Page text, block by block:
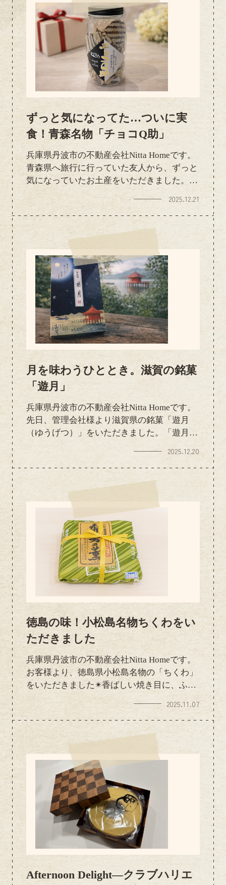
ずっと気になってた…ついに実
食！青森名物「チョコQ助」
兵庫県丹波市の不動産会社Nitta Homeです。
青森県へ旅行に行っていた友人から、ずっと
気になっていたお土産をいただきました。前
から一度は食べてみたかった「チョコQ
助」。プラスチックのボトルに入った見た目
も印象的で、フタを開けた瞬間からワクワ
ク。南部せんべいのザクッとした食感に、チ
ョコレートの甘さが合わさって、ついつい手
が止まらなくなる美味しさです。青森ならで
はのお菓子を、こうして旅のおすそ分けで楽
しめるのは嬉しいですね。次は自分でも青森
を訪れて、現地で味わってみたいと思いま
す。
2025.12.21
月を味わうひととき。滋賀の銘菓
「遊月」
兵庫県丹波市の不動産会社Nitta Homeです。
先日、管理会社様より滋賀県の銘菓「遊月
（ゆうげつ）」をいただきました。「遊月」
は、ドイツ菓子のヴァフェルをルーツにした
洋風和菓子で、サクッと軽い生地にバニラや
抹茶のクリームがサンドされた、滋賀・近江
で長く親しまれているお菓子です。琵琶湖の
上品で、甘さも程よく、仕事の合間のひと息
にぴったりでした。スタッフ一同、美味しく
いただきながら、ほっと癒される時間となり
ました。このようなお心遣いをいただき、心
より感謝申し上げます。今後も感謝の気持ち
を大切にし、管理会社様・オーナー様・お客
様とのご縁を大切にしながら、日々...
2025.12.20
徳島の味！小松島名物ちくわをい
ただきました
兵庫県丹波市の不動産会社Nitta Homeです。
お客様より、徳島県小松島名物の「ちくわ」
をいただきました✴香ばしい焼き目に、ふん
わりとした食感！シンプルながらも素材の旨
みがギュッと詰まっていて、ついつい手が止
まらなくなります♪スタッフみんなで「これ
おいしい！」と大好評ちょっとしたおつまみ
にもぴったりで、午後のリフレッシュタイム
にぴったりでした。素敵なお心遣いを本当に
ありがとうございます☺
2025.11.07
Afternoon Delight—クラブハリエ